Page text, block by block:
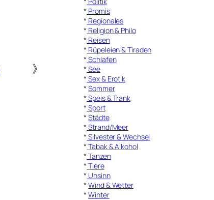
》
* Promis
* Regionales
* Religion & Philo
* Reisen
* Rüpeleien & Tiraden
* Schlafen
* See
* Sex & Erotik
*Sommer
* Speis & Trank
* Sport
*Städte
* Strand/Meer
* Silvester & Wechsel
* Tabak & Alkohol
* Tanzen
* Tiere
* Unsinn
*Wind & Wetter
*Winter